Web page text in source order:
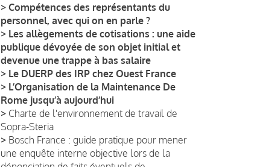
> Compétences des représentants du
personnel, avec qui on en parle ?
> Les allègements de cotisations : une aide
publique dévoyée de son objet initial et
devenue une trappe à bas salaire
> Le DUERP des IRP chez Ouest France
> L’Organisation de la Maintenance De
Rome jusqu’à aujourd’hui
> Charte de l'environnement de travail de
Sopra-Steria
> Bosch France : guide pratique pour mener
une enquête interne objective lors de la